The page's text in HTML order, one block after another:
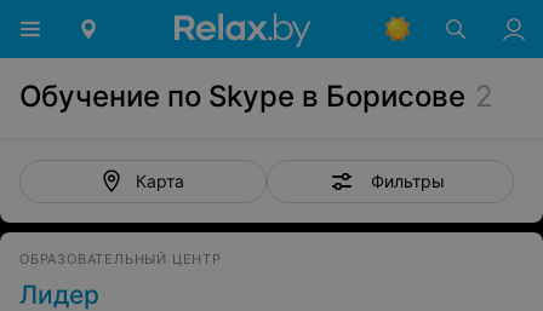
Обучение по Skype в Борисове 2
Карта Фильтры
ОБРАЗОВАТЕЛЬНЫЙ ЦЕНТР
Лидер